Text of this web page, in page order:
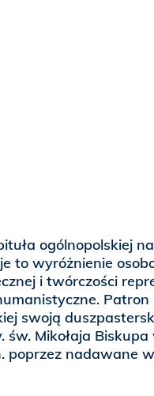
ogólnopolskiej
to wyróżnienie
i twórczości
swoją
Mikołaja
poprzez nadawane